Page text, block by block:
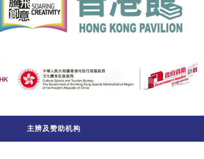
主辨及赞助机构